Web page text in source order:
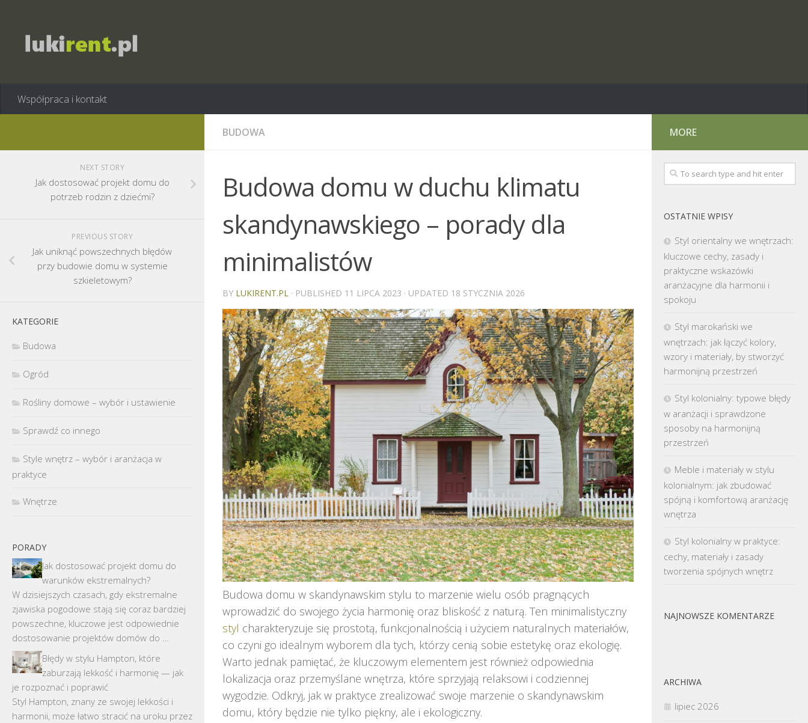
Współpraca i kontakt
BUDOWA
Budowa domu w duchu klimatu
skandynawskiego – porady dla
minimalistów
BY LUKIRENT.PL · PUBLISHED 11 LIPCA 2023 · UPDATED 18 STYCZNIA 2026
Budowa domu w skandynawskim stylu to marzenie wielu osób pragnących
wprowadzić do swojego życia harmonię oraz bliskość z naturą. Ten minimalistyczny
styl charakteryzuje się prostotą, funkcjonalnością i użyciem naturalnych materiałów,
co czyni go idealnym wyborem dla tych, którzy cenią sobie estetykę oraz ekologię.
Warto jednak pamiętać, że kluczowym elementem jest również odpowiednia
lokalizacja oraz przemyślane wnętrza, które sprzyjają relaksowi i codziennej
wygodzie. Odkryj, jak w praktyce zrealizować swoje marzenie o skandynawskim
domu, który będzie nie tylko piękny, ale i ekologiczny.
NEXT STORY
Jak dostosować projekt domu do
potrzeb rodzin z dziećmi?
PREVIOUS STORY
Jak uniknąć powszechnych błędów
przy budowie domu w systemie
szkieletowym?
KATEGORIE
Budowa
Ogród
Rośliny domowe – wybór i ustawienie
Sprawdź co innego
Style wnętrz – wybór i aranżacja w
praktyce
Wnętrze
PORADY
Jak dostosować projekt domu do
warunków ekstremalnych?
W dzisiejszych czasach, gdy ekstremalne
zjawiska pogodowe stają się coraz bardziej
powszechne, kluczowe jest odpowiednie
dostosowanie projektów domów do …
Błędy w stylu Hampton, które
zaburzają lekkość i harmonię — jak
je rozpoznać i poprawić
Styl Hampton, znany ze swojej lekkości i
harmonii, może łatwo stracić na uroku przez
MORE
OSTATNIE WPISY
Styl orientalny we wnętrzach:
kluczowe cechy, zasady i
praktyczne wskazówki
aranżacyjne dla harmonii i
spokoju
Styl marokański we
wnętrzach: jak łączyć kolory,
wzory i materiały, by stworzyć
harmonijną przestrzeń
Styl kolonialny: typowe błędy
w aranżacji i sprawdzone
sposoby na harmonijną
przestrzeń
Meble i materiały w stylu
kolonialnym: jak zbudować
spójną i komfortową aranżację
wnętrza
Styl kolonialny w praktyce:
cechy, materiały i zasady
tworzenia spójnych wnętrz
NAJNOWSZE KOMENTARZE
ARCHIWA
lipiec 2026